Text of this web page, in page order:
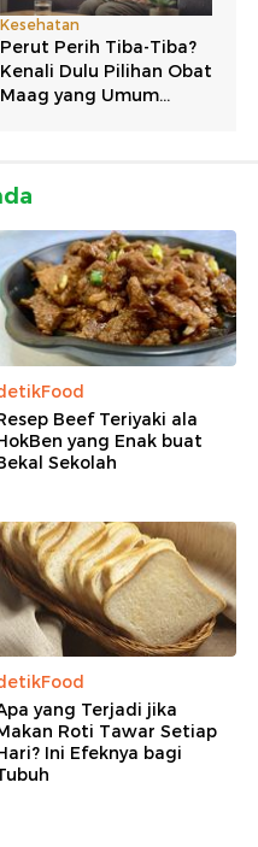
Beef Teriyaki ala
yang Enak buat
Sekolah
yang Terjadi jika
Roti Tawar Setiap
Ini Efeknya bagi